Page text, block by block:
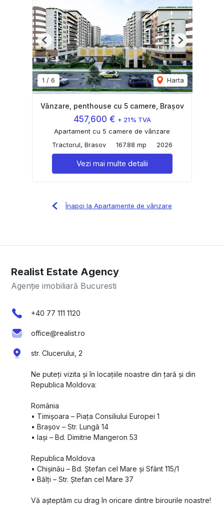
1 / 6 Harta
Previous Next
Vânzare, penthouse cu 5 camere, Brașov
457,600 € + 21% TVA
Apartament cu 5 camere de vânzare
Tractorul, Brasov
167.88 mp 2026
Vezi mai multe detalii
Înapoi la Apartamente de vânzare
Realist Estate Agency
Agenție imobiliară Bucuresti
+40 77 111 1120
office@realist.ro
str. Clucerului, 2
Ne puteți vizita și în locațiile noastre din țară și din
Republica Moldova:
România
•⁠ ⁠Timișoara – Piața Consiliului Europei 1
•⁠ ⁠Brașov – Str. Lungă 14
•⁠ ⁠Iași – Bd. Dimitrie Mangeron 53
Republica Moldova
•⁠ ⁠Chișinău – Bd. Ștefan cel Mare și Sfânt 115/1
•⁠ ⁠Bălți – Str. Ștefan cel Mare 37
Vă așteptăm cu drag în oricare dintre birourile noastre!